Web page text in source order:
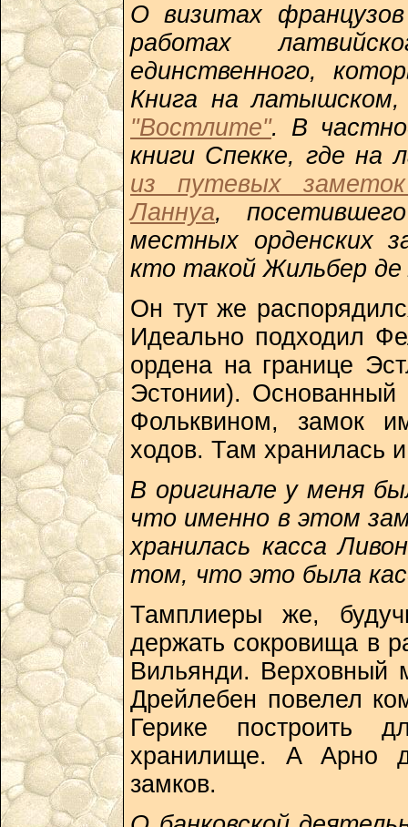
О визитах
работах
единственного,
Книга на
"Востлите". В
книги Спекке, где на
из путевых
Ланнуа,
местных орденских
кто такой Жильбер де
Он тут же
Идеально подходил
ордена на границе
Эстонии).
Фольквином, замок
ходов. Там хранилась
В оригинале у меня
что именно в этом
хранилась касса
том, что это была
Тамплиеры же,
держать сокровища в
Вильянди. Верховный
Дрейлебен повелел
Герике построить
хранилище. А Арно
замков.